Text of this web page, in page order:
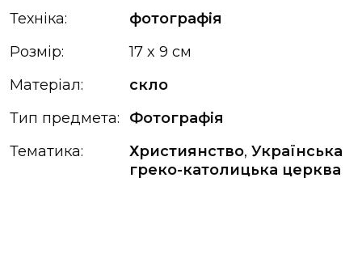
Техніка:
фотографія
Розмір:
17 x 9 см
Матеріал:
скло
Тип предмета:
Фотографія
Тематика:
Християнство, Українська
греко-католицька церква